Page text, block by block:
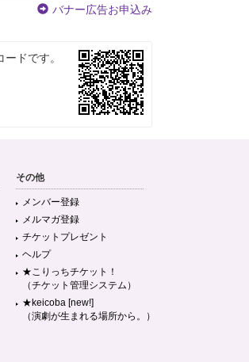
バナー広告お申込み
ドです。
その他
メンバー登録
メルマガ登録
チケットプレゼント
ヘルプ
★こりっちチケット！
（チケット管理システム）
★keicoba [new!]
（演劇が生まれる場所から。）